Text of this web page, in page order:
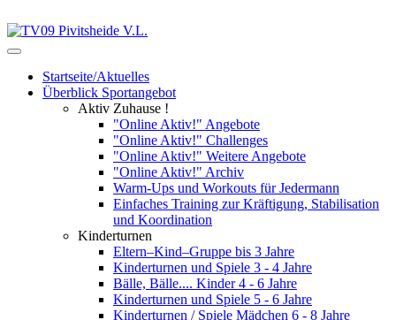
Startseite/Aktuelles
Überblick Sportangebot
Aktiv Zuhause !
"Online Aktiv!" Angebote
"Online Aktiv!" Challenges
"Online Aktiv!" Weitere Angebote
"Online Aktiv!" Archiv
Warm-Ups und Workouts für Jedermann
Einfaches Training zur Kräftigung, Stabilisation
und Koordination
Kinderturnen
Eltern–Kind–Gruppe bis 3 Jahre
Kinderturnen und Spiele 3 - 4 Jahre
Bälle, Bälle.... Kinder 4 - 6 Jahre
Kinderturnen und Spiele 5 - 6 Jahre
Kinderturnen / Spiele Mädchen 6 - 8 Jahre